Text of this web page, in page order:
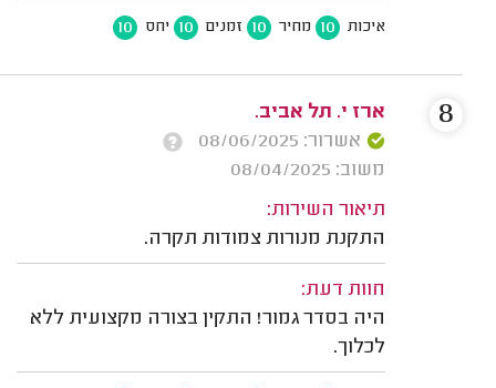
איכות 10 מחיר 10 זמנים 10 יחס 10
ארז י. תל אביב.
אשרור: 08/06/2025
משוב: 08/04/2025
תיאור השירות:
התקנת מנורות צמודות תקרה.
חוות דעת:
היה בסדר גמור! התקין בצורה מקצועית ללא
לכלוך.
8